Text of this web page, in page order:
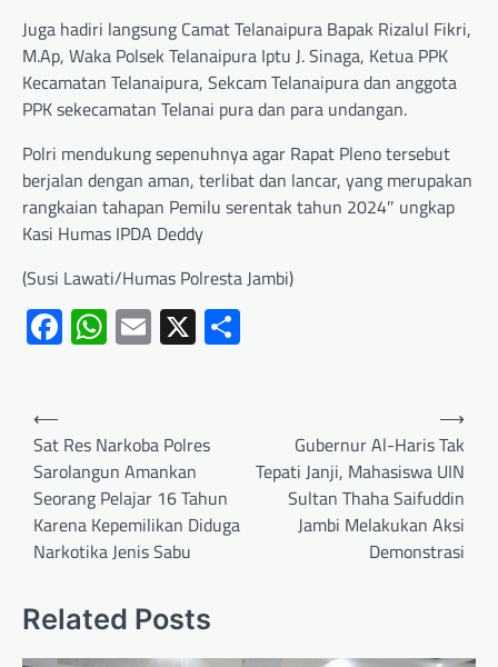
Juga hadiri langsung Camat Telanaipura Bapak Rizalul Fikri,
M.Ap, Waka Polsek Telanaipura Iptu J. Sinaga, Ketua PPK
Kecamatan Telanaipura, Sekcam Telanaipura dan anggota
PPK sekecamatan Telanai pura dan para undangan.
Polri mendukung sepenuhnya agar Rapat Pleno tersebut
berjalan dengan aman, terlibat dan lancar, yang merupakan
rangkaian tahapan Pemilu serentak tahun 2024″ ungkap
Kasi Humas IPDA Deddy
(Susi Lawati/Humas Polresta Jambi)
Facebook
WhatsApp
Email
X
⟵
Sat Res Narkoba Polres
Sarolangun Amankan
Seorang Pelajar 16 Tahun
Karena Kepemilikan Diduga
Narkotika Jenis Sabu
Gubernur Al-Haris Tak
Tepati Janji, Mahasiswa UIN
Sultan Thaha Saifuddin
Jambi Melakukan Aksi
Demonstrasi
⟶
Related Posts